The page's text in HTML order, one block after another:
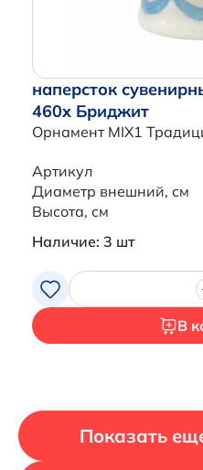
наперсток
460x Бриджит
Орнамент MIX1
Артикул
Диаметр внешний, см
Высота, см
Наличие: 3 шт
В
Показать